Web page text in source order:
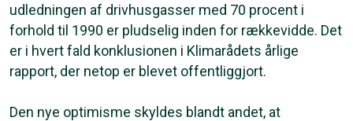
udledningen af drivhusgasser med 70 procent i
forhold til 1990 er pludselig inden for rækkevidde. Det
er i hvert fald konklusionen i Klimarådets årlige
rapport, der netop er blevet offentliggjort.
Den nye optimisme skyldes blandt andet, at